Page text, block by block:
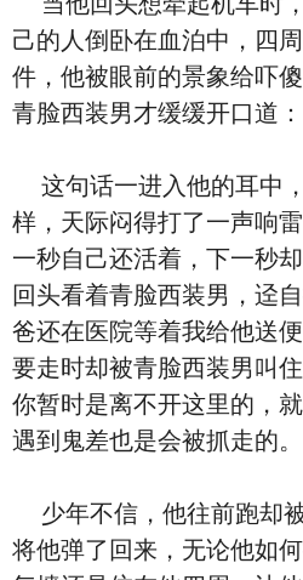
己的人倒卧在血泊中，四
件，他被眼前的景象给吓
青脸西装男才缓缓开口道
这句话一进入他的耳中
样，天际闷得打了一声响
一秒自己还活着，下一秒
回头看着青脸西装男，迳
爸还在医院等着我给他送
要走时却被青脸西装男叫
你暂时是离不开这里的，
遇到鬼差也是会被抓走的。
少年不信，他往前跑却
将他弹了回来，无论他如